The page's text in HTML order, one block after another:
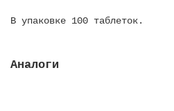
В упаковке 100 таблеток.
Аналоги